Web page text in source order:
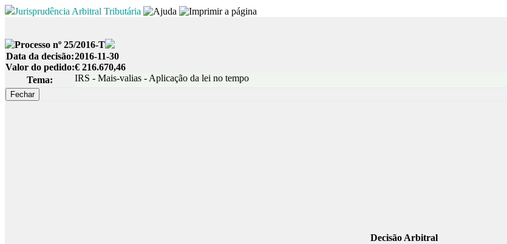
Jurisprudência Arbitral Tributária
Processo nº 25/2016-T
Data da decisão:2016-11-30
Valor do pedido:€ 216.670,46
Tema:
IRS - Mais-valias - Aplicação da lei no tempo
Decisão Arbitral